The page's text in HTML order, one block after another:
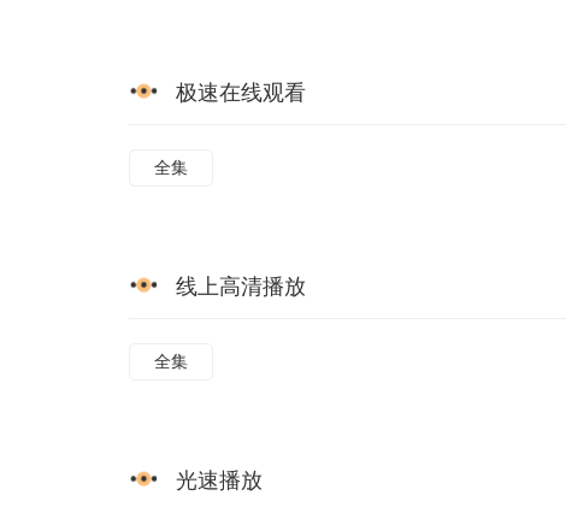
极速在线观看
全集
线上高清播放
全集
光速播放